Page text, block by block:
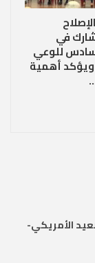
في
للوعي
أهمية
الأمريكي-